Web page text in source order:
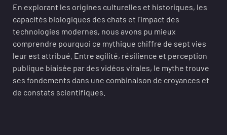
En explorant les origines culturelles et historiques, les
capacités biologiques des chats et l’impact des
technologies modernes, nous avons pu mieux
comprendre pourquoi ce mythique chiffre de sept vies
leur est attribué. Entre agilité, résilience et perception
publique biaisée par des vidéos virales, le mythe trouve
ses fondements dans une combinaison de croyances et
de constats scientifiques.